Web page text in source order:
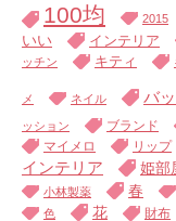
100均 2015
いい
インテリア
ッチン
キティ
メ ネイル バ
ッション ブランド
マイメロ リップ
インテリア
姫部
小林製薬 春
色 花 財布